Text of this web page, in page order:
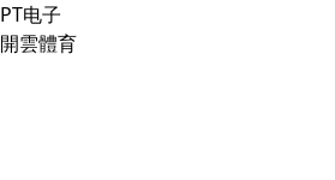
PT电子
開雲體育